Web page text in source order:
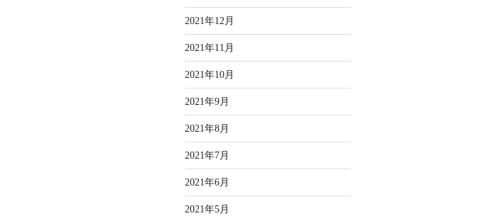
2021年12月
2021年11月
2021年10月
2021年9月
2021年8月
2021年7月
2021年6月
2021年5月